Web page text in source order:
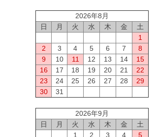
2026年8月
日
月 火 水 木 金
土
1
2
3 4 5 6 7
8
9
10 11 12 13 14
15
16
17 18 19 20 21
22
23
24 25 26 27 28
29
30
31
2026年9月
日
月 火 水 木 金
土
1
2 3 4
5